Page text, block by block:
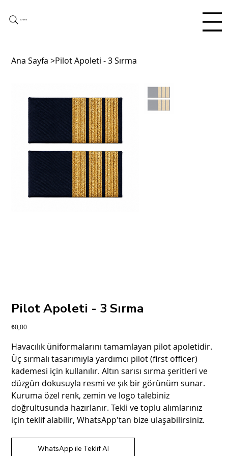
Arama
Ana Sayfa >Pilot Apoleti - 3 Sırma
Pilot Apoleti - 3 Sırma
Fiyat
₺0,00
Havacılık üniformalarını tamamlayan pilot apoletidir.
Üç sırmalı tasarımıyla yardımcı pilot (first officer)
kademesi için kullanılır. Altın sarısı sırma şeritleri ve
düzgün dokusuyla resmi ve şık bir görünüm sunar.
Kuruma özel renk, zemin ve logo talebiniz
doğrultusunda hazırlanır. Tekli ve toplu alımlarınız
için teklif alabilir, WhatsApp'tan bize ulaşabilirsiniz.
WhatsApp ile Teklif Al